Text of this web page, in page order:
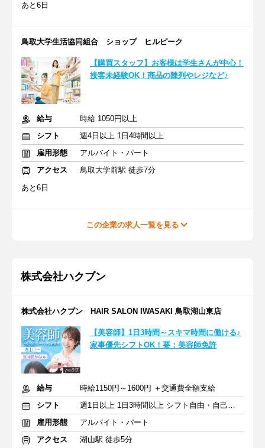
あと6日
鳥取大学生活協同組合 ショップ ヒルピーク
【購買スタッフ】お客様は学生さんが中心！
接客未経験OK！商品の陳列やレジなど♪
給与
時給 1050円以上
シフト
週4日以上 1日4時間以上
雇用形態
アルバイト・パート
アクセス
鳥取大学前駅 徒歩7分
あと6日
この企業の求人一覧を見る
株式会社ハクブン
株式会社ハクブン HAIR SALON IWASAKI 鳥取湖山東店
【美容師】1日3時間～スキマ時間に働ける♪
家事優先シフトOK！要：美容師免許
給与
時給1150円～1600円 ＋交通費全額支給
シフト
週1日以上 1日3時間以上 シフト自由・自己申告
雇用形態
アルバイト・パート
アクセス
湖山駅 徒歩5分